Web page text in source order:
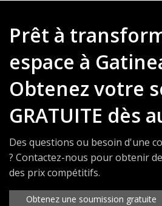
Prêt à
espace à
Obtenez votre
GRATUITE dès
Des questions ou besoin d'une
? Contactez-nous pour obtenir
des prix compétitifs.
Obtenez une soumission gratuite